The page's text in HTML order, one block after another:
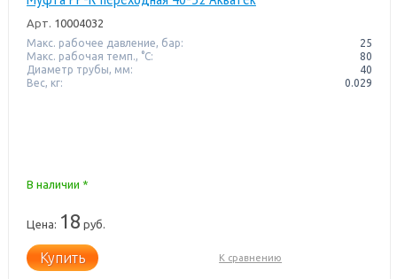
Арт. 10004032
Макс. рабочее давление, бар:
25
Макс. рабочая темп., °С:
80
Диаметр трубы, мм:
40
Вес, кг:
0.029
В наличии *
Цена: 18 руб.
Купить К сравнению